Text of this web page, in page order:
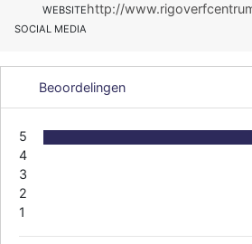
WEBSITEhttp://
SOCIAL MEDIA
Beoordelingen
5
4
3
2
1